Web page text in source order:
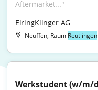
Aftermarket..."
ElringKlinger AG
Neuffen, Raum Reutlingen
Werkstudent (w/m/